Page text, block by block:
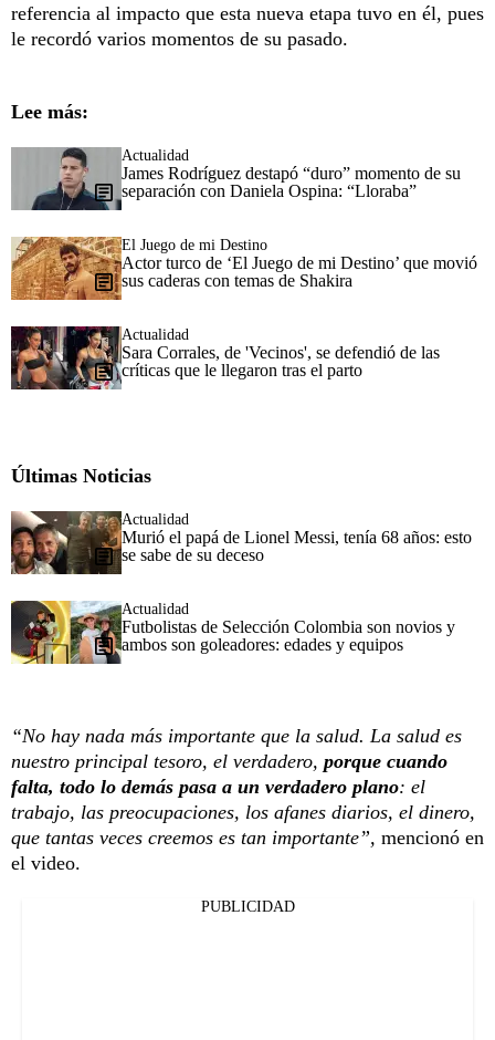
referencia al impacto que esta nueva etapa tuvo en él, pues
le recordó varios momentos de su pasado.
Lee más:
Actualidad
James Rodríguez destapó “duro” momento de su
separación con Daniela Ospina: “Lloraba”
El Juego de mi Destino
Actor turco de ‘El Juego de mi Destino’ que movió
sus caderas con temas de Shakira
Actualidad
Sara Corrales, de 'Vecinos', se defendió de las
críticas que le llegaron tras el parto
Últimas Noticias
Actualidad
Murió el papá de Lionel Messi, tenía 68 años: esto
se sabe de su deceso
Actualidad
Futbolistas de Selección Colombia son novios y
ambos son goleadores: edades y equipos
“No hay nada más importante que la salud. La salud es
nuestro principal tesoro, el verdadero, porque cuando
falta, todo lo demás pasa a un verdadero plano: el
trabajo, las preocupaciones, los afanes diarios, el dinero,
que tantas veces creemos es tan importante”, mencionó en
el video.
PUBLICIDAD